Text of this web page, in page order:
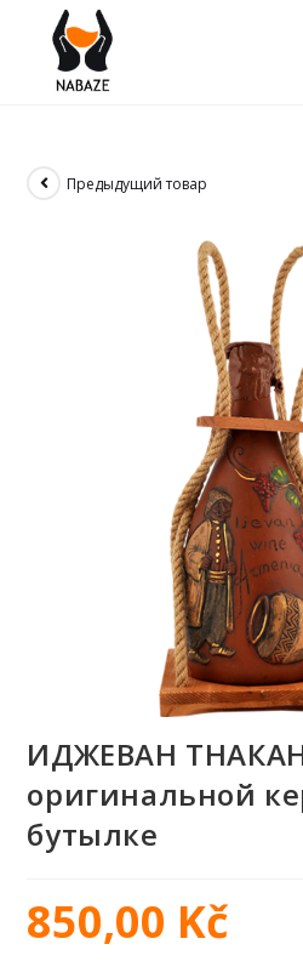
Предыдущий товар
ИДЖЕВАН
оригинальной
бутылке
850,00 Kč